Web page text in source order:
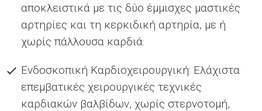
αποκλειστικά µε τις δύο έµµισχες µαστικές
αρτηρίες και τη κερκιδική αρτηρία, µε ή
χωρίς πάλλουσα καρδιά.
Ενδοσκοπική Καρδιοχειρουργική: Ελάχιστα
επεµβατικές χειρουργικές τεχνικές
καρδιακών βαλβίδων, χωρίς στερνοτοµή,